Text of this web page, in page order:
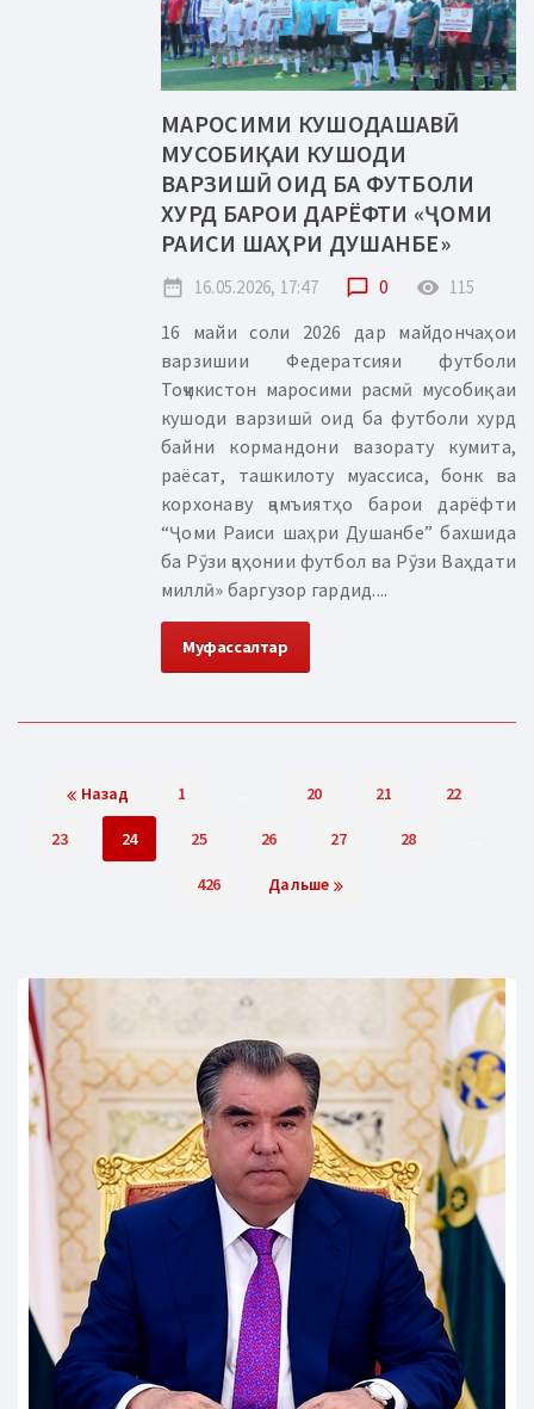
МАРОСИМИ КУШОДАШАВӢ
МУСОБИҚАИ КУШОДИ
ВАРЗИШӢ ОИД БА ФУТБОЛИ
ХУРД БАРОИ ДАРЁФТИ «ҶОМИ
РАИСИ ШАҲРИ ДУШАНБЕ»
date_range 16.05.2026, 17:47 chat_bubble_outline 0 remove_red_eye 115
16 майи соли 2026 дар майдончаҳои
варзишии Федератсияи футболи
Тоҷикистон маросими расмӣ мусобиқаи
кушоди варзишӣ оид ба футболи хурд
байни кормандони вазорату кумита,
раёсат, ташкилоту муассиса, бонк ва
корхонаву ҷамъиятҳо барои дарёфти
“Ҷоми Раиси шаҳри Душанбе” бахшида
ба Рӯзи ҷаҳонии футбол ва Рӯзи Ваҳдати
миллӣ» баргузор гардид....
Муфассалтар
Назад 1 20 21 22
23 24 25 26 27 28
426 Дальше